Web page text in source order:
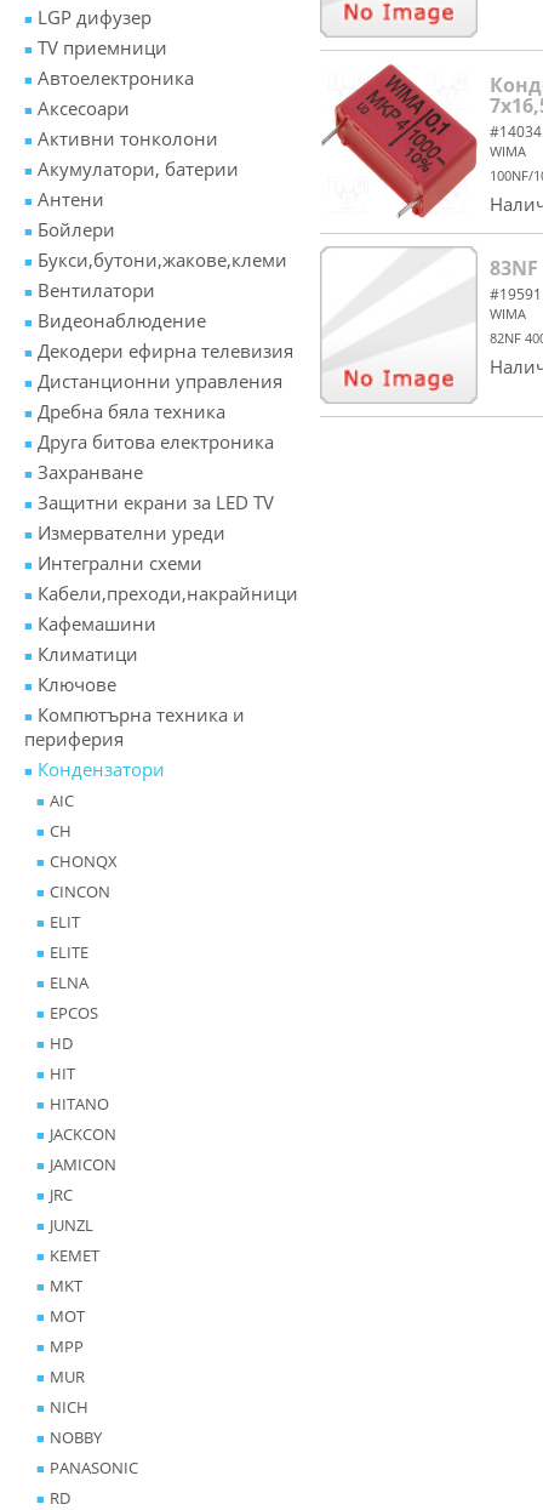
LGP дифузер
TV приемници
Автоелектроника
Аксесоари
Активни тонколони
Акумулатори, батерии
Антени
Бойлери
Букси,бутони,жакове,клеми
Вентилатори
Видеонаблюдение
Декодери ефирна телевизия
Дистанционни управления
Дребна бяла техника
Друга битова електроника
Захранване
Защитни екрани за LED TV
Измервателни уреди
Интегрални схеми
Кабели,преходи,накрайници
Кафемашини
Климатици
Ключове
Компютърна техника и
периферия
Кондензатори
AIC
CH
CHONQX
CINCON
ELIT
ELITE
ELNA
EPCOS
HD
HIT
HITANO
JACKCON
JAMICON
JRC
JUNZL
KEMET
MKT
MOT
MPP
MUR
NICH
NOBBY
PANASONIC
RD
#14034
WIMA
100NF/
#19591
WIMA
82NF